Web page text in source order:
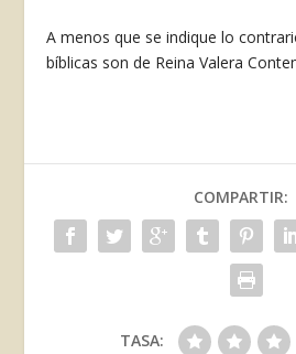
A menos que se indique lo
bíblicas son de Reina Valera
COMPARTIR:
TASA: